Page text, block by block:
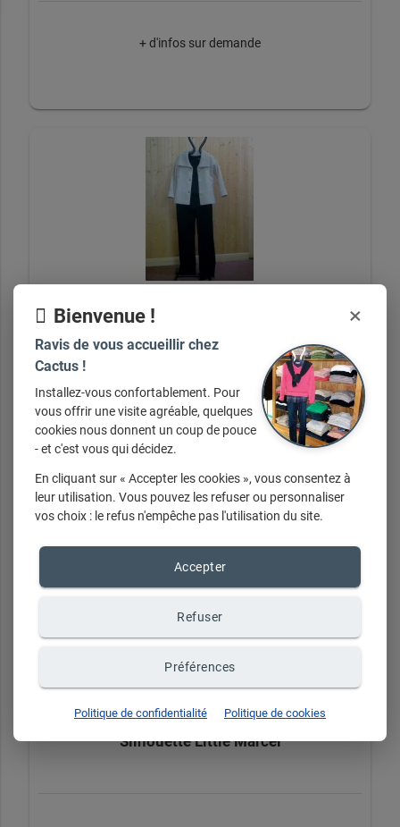
+ d'infos sur demande
Silhouette
+ d'infos sur demande
Silhouette Little Marcel
Bienvenue ! ×
Ravis de vous accueillir chez
Cactus !
Installez-vous confortablement. Pour
vous offrir une visite agréable, quelques
cookies nous donnent un coup de pouce
- et c'est vous qui décidez.
En cliquant sur « Accepter les cookies », vous consentez à
leur utilisation. Vous pouvez les refuser ou personnaliser
vos choix : le refus n'empêche pas l'utilisation du site.
Accepter
Refuser
Préférences
Politique de confidentialité Politique de cookies